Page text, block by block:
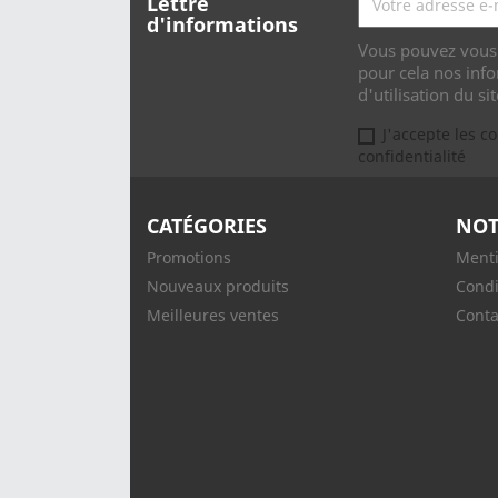
d'informations
Vous pouvez
pour cela nos
d'utilisation du
J'accepte les
confidentialité
CATÉGORIES
Promotions
Nouveaux produits
Meilleures ventes